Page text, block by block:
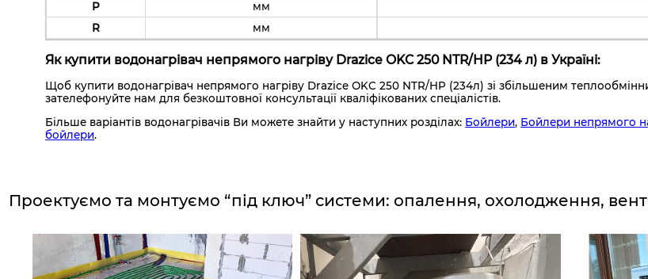
P
мм
R
мм
Як купити водонагрівач непрямого нагріву Drazice OKC 250 NTR/HP (234 л) в Україні:
Щоб купити водонагрівач непрямого нагріву Drazice OKC 250 NTR/HP (234л) зі збільшеним
зателефонуйте нам для безкоштовної консультації кваліфікованих спеціалістів.
Більше варіантів водонагрівачів Ви можете знайти у наступних розділах: Бойлери, Бойлери непрямого
бойлери.
Проектуємо та монтуємо “під ключ” системи: опалення, охолодження,